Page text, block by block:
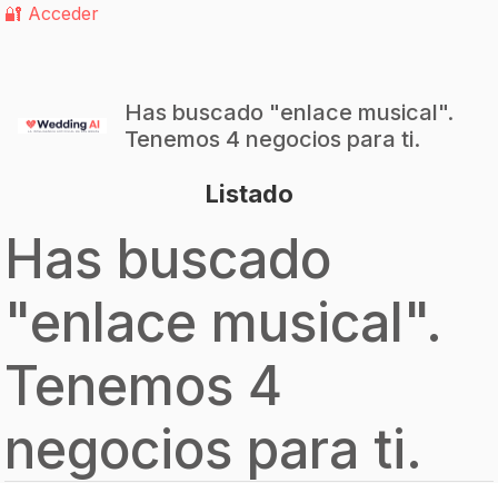
🔐 Acceder
Has buscado "enlace musical".
Tenemos 4 negocios para ti.
Listado
Has buscado
"enlace musical".
Tenemos 4
negocios para ti.